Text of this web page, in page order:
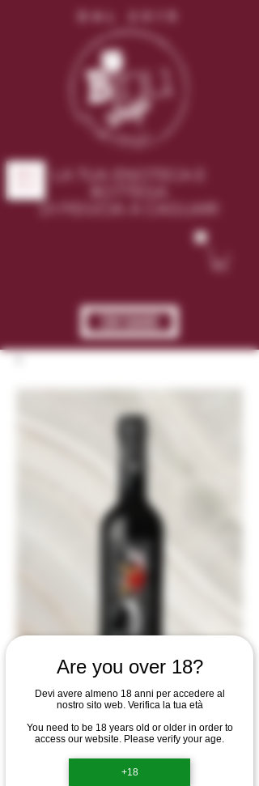
Are you over 18?
Devi avere almeno 18 anni per accedere al
nostro sito web. Verifica la tua età
You need to be 18 years old or older in order to
access our website. Please verify your age.
+18
LA TUA ENOTECA E
DI FIDUCIA A CAGLIARI
CHI SIAMO
SKU: 0085